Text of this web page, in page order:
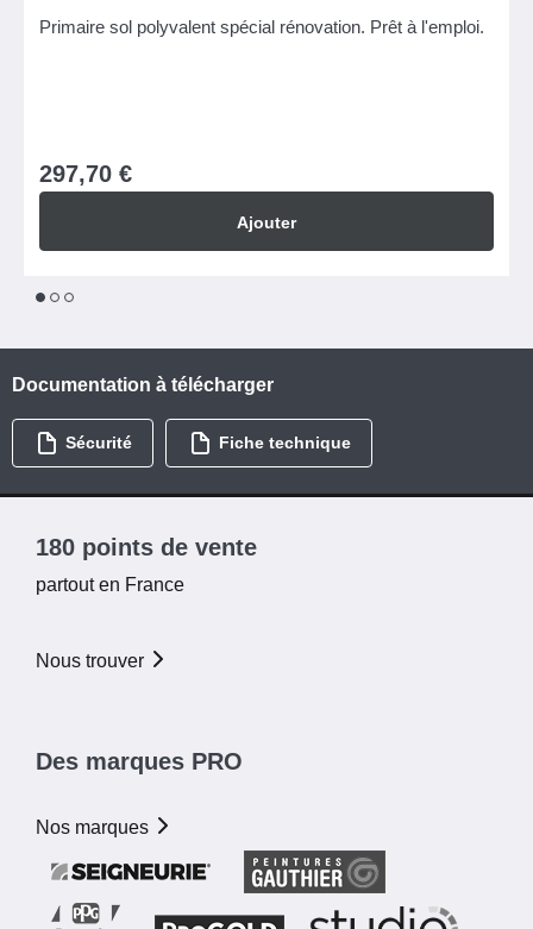
Primaire sol polyvalent spécial rénovation. Prêt à l'emploi.
297,70 €
Ajouter
1 2
Documentation à télécharger
Sécurité Fiche technique
180 points de vente
partout en France
Nous trouver
Des marques PRO
Nos marques